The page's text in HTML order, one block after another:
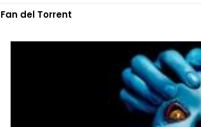
Fan del Torrent